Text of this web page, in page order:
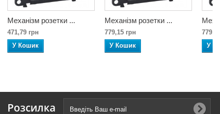
Механізм розетки ...
471,79 грн
У Кошик
Механізм розетки ...
779,15 грн
У Кошик
У
Розсилка